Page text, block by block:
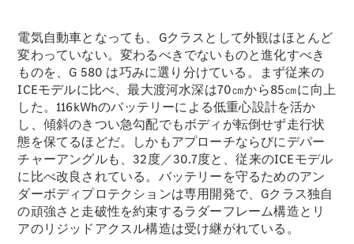
All SUV
EQA
電気
EQE
SUV
電気
EQS
SUV
電気
Mercedes-
Maybach
EQS SUV
電気
電気自動車となっても、Gクラスとして外観はほとんど
変わっていない。変わるべきでないものと進化すべき
ものを、G 580 は巧みに選り分けている。まず従来の
ICEモデルに比べ、最大渡河水深は70㎝から85㎝に向上
した。116kWhのバッテリーによる低重心設計を活か
し、傾斜のきつい急勾配でもボディが転倒せず走行状
態を保てるほどだ。しかもアプローチならびにデパー
チャーアングルも、32度／30.7度と、従来のICEモデル
に比べ改良されている。バッテリーを守るためのアン
ダーボディプロテクションは専用開発で、Gクラス独自
の頑強さと走破性を約束するラダーフレーム構造とリ
アのリジッドアクスル構造は受け継がれている。